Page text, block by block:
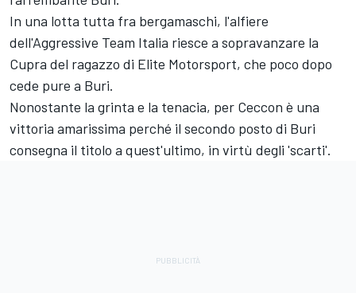
In una lotta tutta fra bergamaschi, l'alfiere
dell'Aggressive Team Italia riesce a sopravanzare la
Cupra del ragazzo di Elite Motorsport, che poco dopo
cede pure a Buri.
Nonostante la grinta e la tenacia, per Ceccon è una
vittoria amarissima perché il secondo posto di Buri
consegna il titolo a quest'ultimo, in virtù degli 'scarti'.